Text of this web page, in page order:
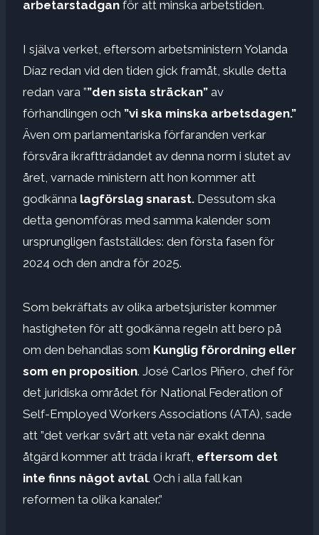
arbetarstadgan för att minska arbetstiden.
I själva verket, eftersom arbetsministern Yolanda
Díaz redan vid den tiden gick framåt, skulle detta
redan vara ””den sista sträckan” av
förhandlingen och ”vi ska minska arbetsdagen.”
Även om parlamentariska förfaranden verkar
försvåra ikraftträdandet av denna norm i slutet av
året, varnade ministern att hon kommer att
godkänna lagförslag snarast. Dessutom ska
detta genomföras med samma kalender som
ursprungligen fastställdes: den första fasen för
2024 och den andra för 2025.
Som bekräftats av olika arbetsjurister kommer
hastigheten för att godkänna regeln att bero på
om den behandlas som Kunglig förordning eller
som en proposition. José Carlos Piñero, chef för
det juridiska området för National Federation of
Self-Employed Workers Associations (ATA), sade
att ”det verkar svårt att veta när exakt denna
åtgärd kommer att träda i kraft, eftersom det
inte finns något avtal. Och i alla fall kan
reformen ta olika kanaler.”